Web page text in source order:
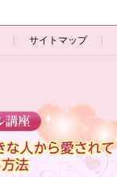
サイトマップ